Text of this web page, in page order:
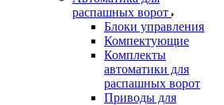
распашных ворот
Блоки управления
Компектующие
Комплекты
автоматики для
распашных ворот
Приводы для